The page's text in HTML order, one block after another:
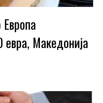
Македонија